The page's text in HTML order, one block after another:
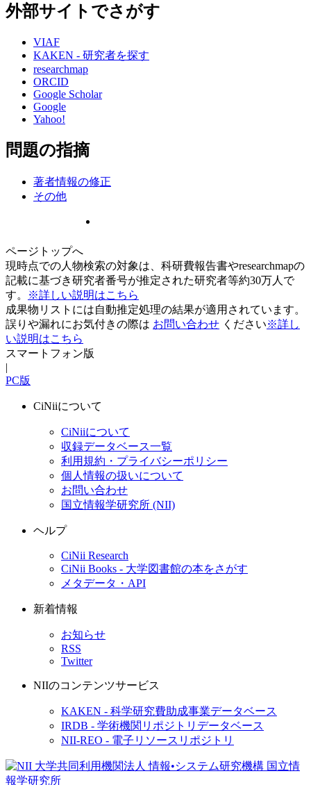
外部サイトでさがす
VIAF
KAKEN - 研究者を探す
researchmap
ORCID
Google Scholar
Google
Yahoo!
問題の指摘
著者情報の修正
その他
ページトップへ
現時点での人物検索の対象は、科研費報告書やresearchmapの
記載に基づき研究者番号が推定された研究者等約30万人で
す。
※詳しい説明はこちら
成果物リストには自動推定処理の結果が適用されています。
誤りや漏れにお気付きの際は お問い合わせ ください※詳し
い説明はこちら
スマートフォン版
|
PC版
CiNiiについて
CiNiiについて
収録データベース一覧
利用規約・プライバシーポリシー
個人情報の扱いについて
お問い合わせ
国立情報学研究所 (NII)
ヘルプ
CiNii Research
CiNii Books - 大学図書館の本をさがす
メタデータ・API
新着情報
お知らせ
RSS
Twitter
NIIのコンテンツサービス
KAKEN - 科学研究費助成事業データベース
IRDB - 学術機関リポジトリデータベース
NII-REO - 電子リソースリポジトリ